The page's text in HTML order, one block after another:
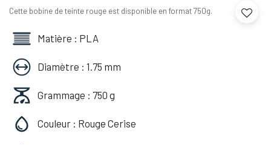
Cette bobine de teinte rouge est disponible en format 750g.
Matière : PLA
Diamètre : 1.75 mm
Grammage : 750 g
Couleur : Rouge Cerise